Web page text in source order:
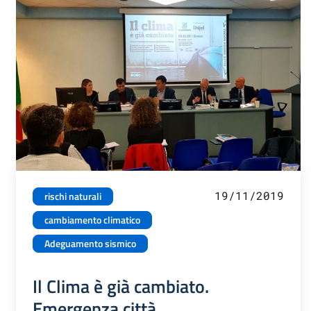
rischi naturali
cambiamento climatico
Adeguamento sismico
19/11/2019
Il Clima è già cambiato.